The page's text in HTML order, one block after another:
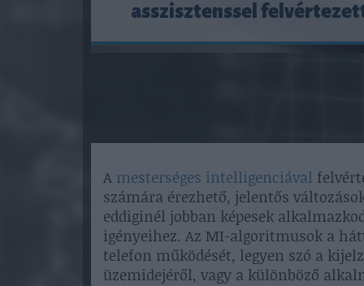
asszisztenssel
A mesterséges intelligenciával
számára érezhető, jelentős
eddiginél jobban képesek
igényeihez. Az MI-algoritmusok a
telefon működését, legyen szó a
üzemidejéről, vagy a különböző